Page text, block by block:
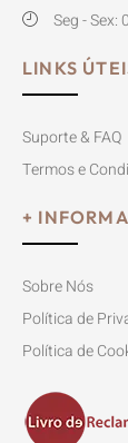
Seg -
LINKS
Suporte & FAQ
Termos e
+
Sobre Nós
Política de
Política de